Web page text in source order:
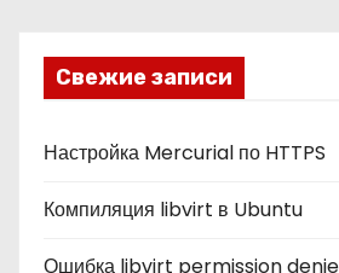
к
и
Свежие записи
Настройка Mercurial по HTTPS
Компиляция libvirt в Ubuntu
Ошибка libvirt permission